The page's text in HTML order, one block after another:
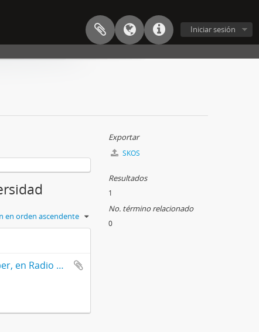
Iniciar sesión
en orden ascendente
Entrevista al Vicepresidente Académico de la UNLP, Fernando Tauber, en Radio Universidad
Exportar
SKOS
Resultados
1
No. término relacionado
0